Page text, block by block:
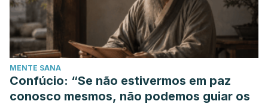
MENTE SANA
Confúcio: “Se não estivermos em paz
conosco mesmos, não podemos guiar os